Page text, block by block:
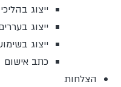
ייצוג
ייצוג
ייצוג
כתב אישום
הצלחות